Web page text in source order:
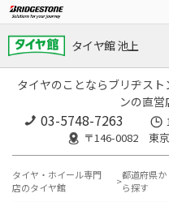
タイヤ館 池上
タイヤのことならブリヂス
ンの直営
03-5748-7263
〒146-0082 東
タイヤ・ホイール専門
店のタイヤ館
都道府県か
ら探す